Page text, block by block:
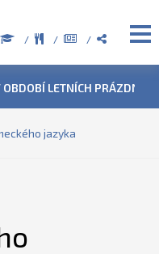
LETNÍCH PRÁZDNIN
jazyka